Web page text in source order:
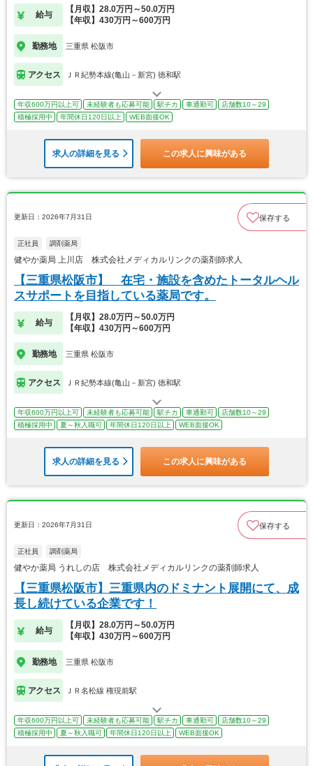
給与
【月収】28.0万円～50.0万円
【年収】430万円～600万円
勤務地 三重県 松阪市
アクセス ＪＲ紀勢本線(亀山－新宮) 徳和駅
年収600万円以上可 未経験者も応募可能 駅チカ 車通勤可
店舗数10～29
積極採用中
年間休日120日以上 WEB面接OK
求人の詳細を見る この求人に興味がある
更新日：2026年7月31日 保存する
正社員 調剤薬局
健やか薬局 上川店 株式会社メディカルリンクの薬剤師求人
【三重県松阪市】 在宅・施設を含めたトータルヘル
スサポートを目指している薬局です。
給与
【月収】28.0万円～50.0万円
【年収】430万円～600万円
勤務地 三重県 松阪市
アクセス ＪＲ紀勢本線(亀山－新宮) 徳和駅
年収600万円以上可 未経験者も応募可能 駅チカ 車通勤可
店舗数10～29
積極採用中
夏～秋入職可 年間休日120日以上 WEB面接OK
求人の詳細を見る この求人に興味がある
更新日：2026年7月31日 保存する
正社員 調剤薬局
健やか薬局 うれしの店 株式会社メディカルリンクの薬剤師求人
【三重県松阪市】三重県内のドミナント展開にて、成
長し続けている企業です！
給与
【月収】28.0万円～50.0万円
【年収】430万円～600万円
勤務地 三重県 松阪市
アクセス ＪＲ名松線 権現前駅
年収600万円以上可 未経験者も応募可能 駅チカ 車通勤可
店舗数10～29
積極採用中
夏～秋入職可 年間休日120日以上 WEB面接OK